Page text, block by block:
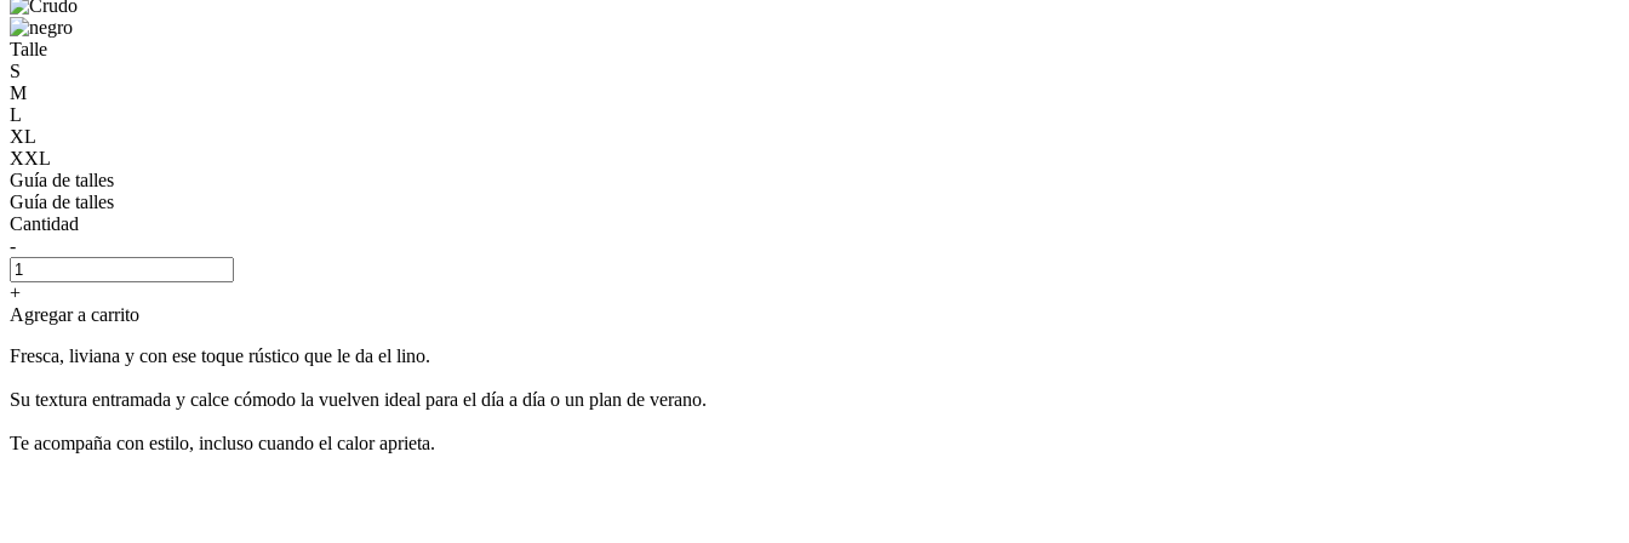
Talle
S
M
L
XL
XXL
Guía de talles
Guía de talles
Cantidad
-
+
Agregar a carrito
Fresca, liviana y con ese toque rústico que le da el lino.
Su textura entramada y calce cómodo la vuelven ideal para el día a día o un plan de verano.
Te acompaña con estilo, incluso cuando el calor aprieta.